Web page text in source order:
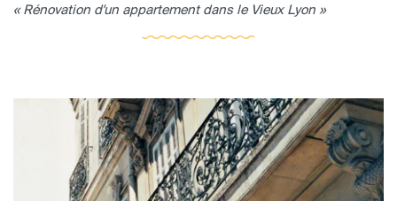
« Rénovation d'un appartement dans le Vieux Lyon »